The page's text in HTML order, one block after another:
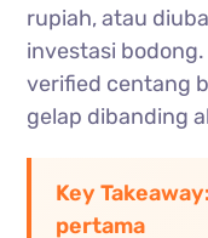
rupiah, atau
investasi
verified centang
gelap dibanding
Key
pertama